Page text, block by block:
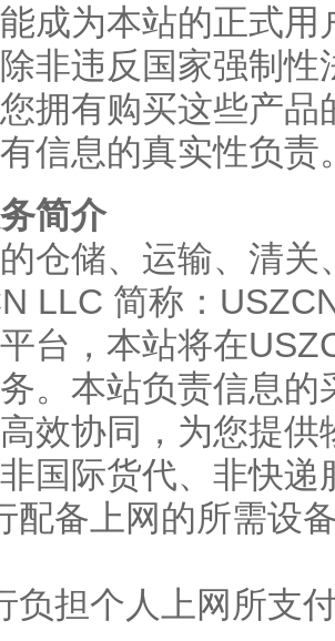
成为本站的正式
非违反国家强制
拥有购买这些产
信息的真实性负责
简介
仓储、运输、清
LLC 简称：
台，本站将在
。本站负责信息
效协同，为您提
国际货代、非快
配备上网的所需设
负担个人上网所支